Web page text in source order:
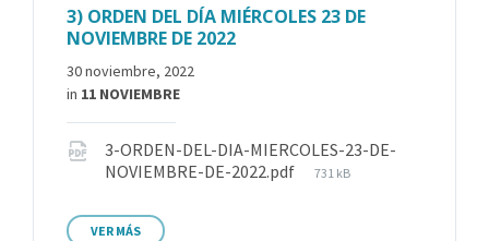
3) ORDEN DEL DÍA MIÉRCOLES 23 DE
NOVIEMBRE DE 2022
30 noviembre, 2022
in 11 NOVIEMBRE
3-ORDEN-DEL-DIA-MIERCOLES-23-DE-
NOVIEMBRE-DE-2022.pdf
731 kB
VER MÁS